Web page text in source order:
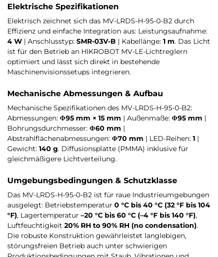
Elektrische Spezifikationen
Elektrisch zeichnet sich das MV-LRDS-H-95-0-B2 durch
Effizienz und einfache Integration aus: Leistungsaufnahme:
4 W | Anschlusstyp: SMR-03V-B | Kabellänge: 1 m. Das Licht
ist für den Betrieb an HIKROBOT MV-LE-Lichtreglern
optimiert und lässt sich direkt in bestehende
Maschinenvisionssetups integrieren.
Mechanische Abmessungen & Aufbau
Mechanische Spezifikationen des MV-LRDS-H-95-0-B2:
Abmessungen: Φ95 mm × 15 mm | Außenmaße: Φ95 mm |
Bohrungsdurchmesser: Φ60 mm |
Abstrahlflächenabmessungen: Φ70 mm | LED-Reihen: 1 |
Gewicht: 140 g. Diffusionsplatte (PMMA) inklusive für
gleichmäßigere Lichtverteilung.
Umgebungsbedingungen & Schutzklasse
Das MV-LRDS-H-95-0-B2 ist für raue Industrieumgebungen
ausgelegt: Betriebstemperatur 0 °C bis 40 °C (32 °F bis 104
°F), Lagertemperatur –20 °C bis 60 °C (–4 °F bis 140 °F),
Luftfeuchtigkeit 20% RH to 90% RH (no condensation).
Die robuste Konstruktion gewährleistet langlebigen,
störungsfreien Betrieb auch unter schwierigen